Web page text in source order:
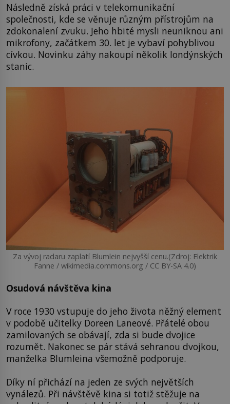
Následně získá práci v telekomunikační
společnosti, kde se věnuje různým přístrojům na
zdokonalení zvuku. Jeho hbité mysli neuniknou ani
mikrofony, začátkem 30. let je vybaví pohyblivou
cívkou. Novinku záhy nakoupí několik londýnských
stanic.
Za vývoj radaru zaplatí Blumlein nejvyšší cenu.(Zdroj: Elektrik
Fanne / wikimedia.commons.org / CC BY-SA 4.0)
Osudová návštěva kina
V roce 1930 vstupuje do jeho života něžný element
v podobě učitelky Doreen Laneové. Přátelé obou
zamilovaných se obávají, zda si bude dvojice
rozumět. Nakonec se pár stává sehranou dvojkou,
manželka Blumleina všemožně podporuje.
Díky ní přichází na jeden ze svých největších
vynálezů. Při návštěvě kina si totiž stěžuje na